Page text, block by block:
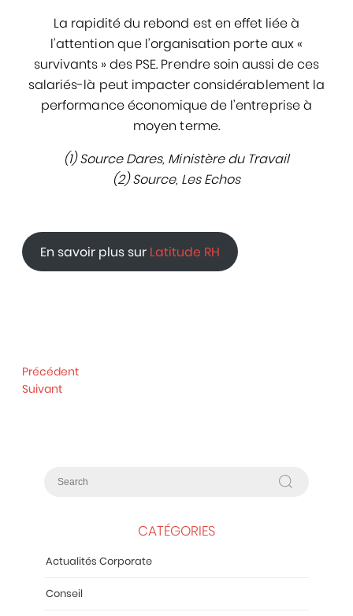
La rapidité du rebond est en effet liée à
l’attention que l’organisation porte aux «
survivants » des PSE. Prendre soin aussi de ces
salariés-là peut impacter considérablement la
performance économique de l’entreprise à
moyen terme.
(1) Source Dares, Ministère du Travail
(2) Source, Les Echos
En savoir plus sur Latitude RH
Précédent
Suivant
CATÉGORIES
Actualités Corporate
Conseil